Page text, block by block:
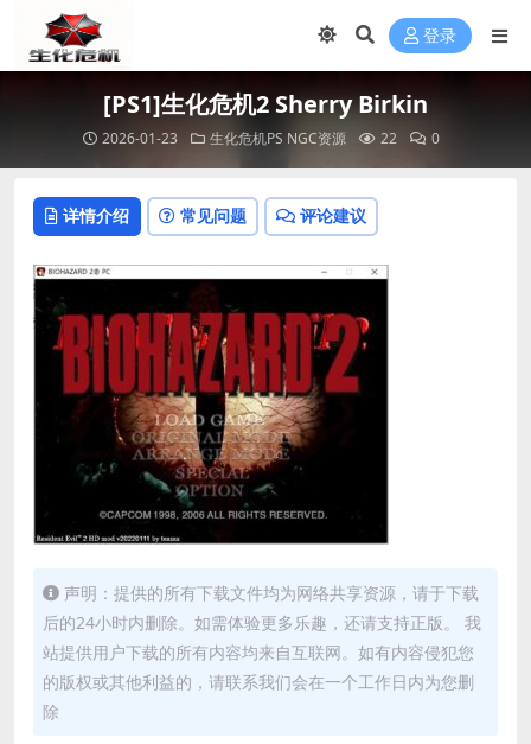
登录
[PS1]生化危机2 Sherry Birkin
2026-01-23 生化危机PS NGC资源 22 0
详情介绍 常见问题 评论建议
声明：提供的所有下载文件均为网络共享资源，请于下载
后的24小时内删除。如需体验更多乐趣，还请支持正版。 我
站提供用户下载的所有内容均来自互联网。如有内容侵犯您
的版权或其他利益的，请联系我们会在一个工作日内为您删
除